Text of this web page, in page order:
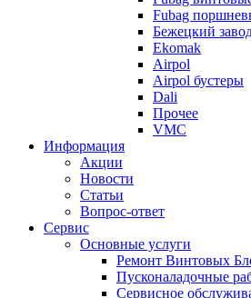
Fubag
Бежецкий
Ekomak
Airpol
Airpol бустеры
Dali
Прочее
VMC
Информация
Акции
Новости
Статьи
Вопрос-ответ
Сервис
Основные услуги
Ремонт Винтовых
Пусконаладочные
Сервисное